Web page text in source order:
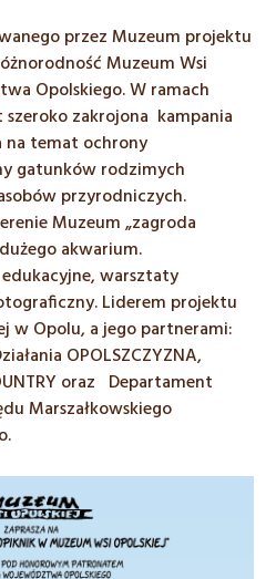
przez Muzeum projektu
Muzeum Wsi
Opolskiego. W ramach
zakrojona kampania
temat ochrony
gatunków rodzimych
przyrodniczych.
Muzeum „zagroda
akwarium.
warsztaty
Liderem projektu
w Opolu, a jego partnerami:
OPOLSZCZYZNA,
oraz Departament
Marszałkowskiego